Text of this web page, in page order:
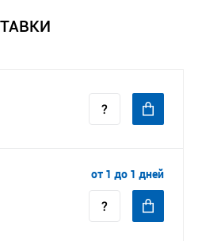
от 1 до 1 дней